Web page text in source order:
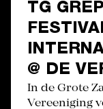
TG
@ DE
In de Grote
Vereeniging